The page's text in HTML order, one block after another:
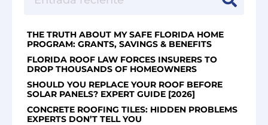
THE TRUTH ABOUT MY SAFE FLORIDA HOME
PROGRAM: GRANTS, SAVINGS & BENEFITS
FLORIDA ROOF LAW FORCES INSURERS TO
DROP THOUSANDS OF HOMEOWNERS
SHOULD YOU REPLACE YOUR ROOF BEFORE
SOLAR PANELS? EXPERT GUIDE [2026]
CONCRETE ROOFING TILES: HIDDEN PROBLEMS
EXPERTS DON’T TELL YOU